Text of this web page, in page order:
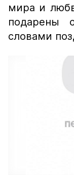
мира и
подарены
словами